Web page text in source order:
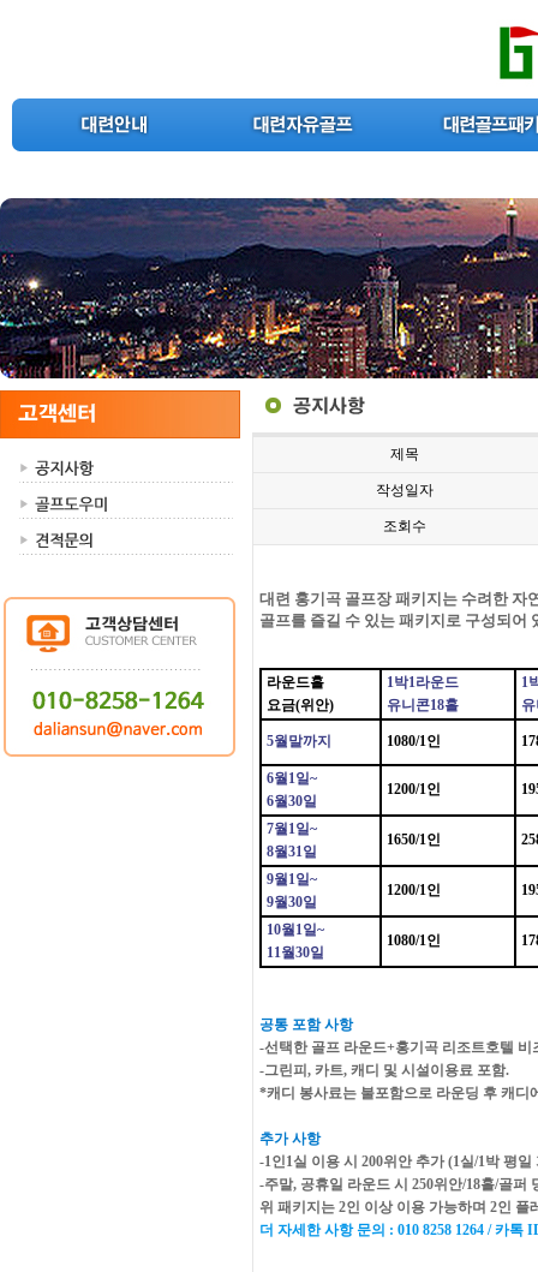
제목
작성일자
조회수
대련 홍기곡 골프장 패키지는 수려한 자
골프를 즐길 수 있는 패키지로 구성되어
라운드홀
요금(위안)
1박1라운드
유니콘18홀
1
5월말까지 1080/1인
6월1일~
6월30일
1200/1인
7월1일~
8월31일
1650/1인
9월1일~
9월30일
1200/1인
10월1일~
11월30일
1080/1인
공통 포함 사항
-선택한 골프 라운드+홍기곡 리조트호텔 비
-그린피, 카트, 캐디 및 시설이용료 포함.
*캐디 봉사료는 불포함으로 라운딩 후 캐디
추가 사항
-1인1실 이용 시 200위안 추가 (1실/1박 평일
-주말, 공휴일 라운드 시 250위안/18홀/골퍼
위 패키지는 2인 이상 이용 가능하며 2인
더 자세한 사항 문의 : 010 8258 1264 / 카톡